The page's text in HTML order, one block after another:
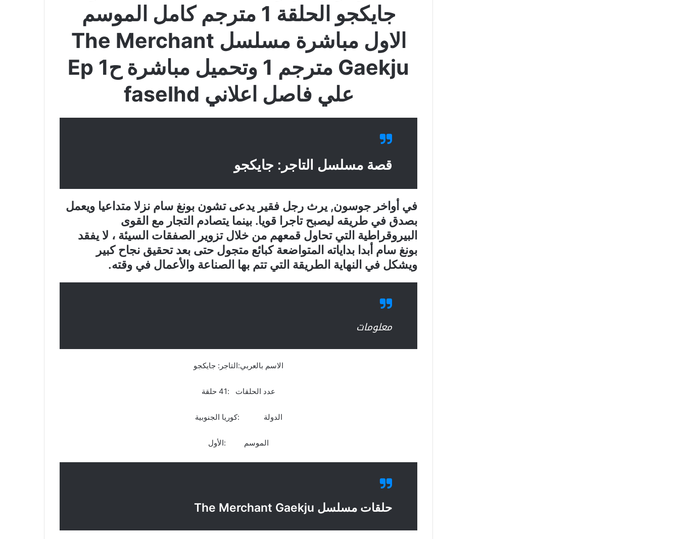
جايكجو الحلقة 1 مترجم كامل الموسم
الاول مباشرة مسلسل The Merchant
Gaekju مترجم 1 وتحميل مباشرة ح1 Ep
علي فاصل اعلاني faselhd
قصة مسلسل التاجر: جايكجو
في أواخر جوسون, يرث رجل فقير يدعى تشون بونغ سام نزلا متداعيا ويعمل
بصدق في طريقه ليصبح تاجرا قويا. بينما يتصادم التجار مع القوى
البيروقراطية التي تحاول قمعهم من خلال تزوير الصفقات السيئة ، لا يفقد
بونغ سام أبدا بداياته المتواضعة كبائع متجول حتى بعد تحقيق نجاح كبير
ويشكل في النهاية الطريقة التي تتم بها الصناعة والأعمال في وقته.
معلومات
الاسم بالعربي:التاجر: جايكجو
عدد الحلقات :41 حلقة
الدولة :كوريا الجنوبية
الموسم :الأول
حلقات مسلسل The Merchant Gaekju